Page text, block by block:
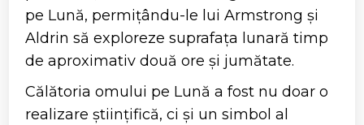
pe Lună, permițându-le lui Armstrong și
Aldrin să exploreze suprafața lunară timp
de aproximativ două ore și jumătate.
Călătoria omului pe Lună a fost nu doar o
realizare științifică, ci și un simbol al